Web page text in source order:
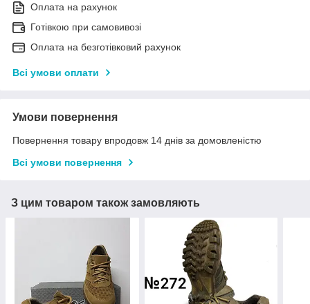
Оплата на рахунок
Готівкою при самовивозі
Оплата на безготівковий рахунок
Всі умови оплати
Умови повернення
Повернення товару впродовж 14 днів за домовленістю
Всі умови повернення
З цим товаром також замовляють